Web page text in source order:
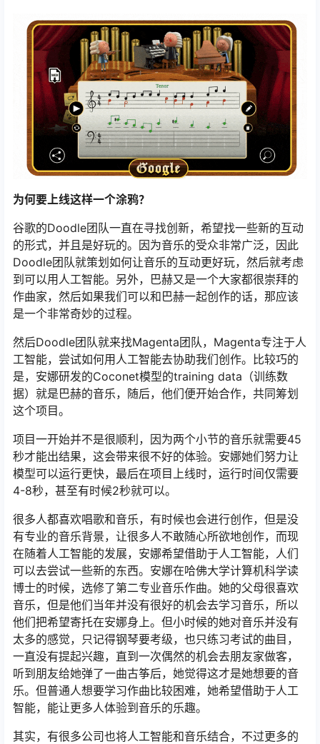
为何要上线这样一个涂鸦？
谷歌的Doodle团队一直在寻找创新，希望找一些新的互动
的形式，并且是好玩的。因为音乐的受众非常广泛，因此
Doodle团队就策划如何让音乐的互动更好玩，然后就考虑
到可以用人工智能。另外，巴赫又是一个大家都很崇拜的
作曲家，然后如果我们可以和巴赫一起创作的话，那应该
是一个非常奇妙的过程。
然后Doodle团队就来找Magenta团队，Magenta专注于人
工智能，尝试如何用人工智能去协助我们创作。比较巧的
是，安娜研发的Coconet模型的training data（训练数
据）就是巴赫的音乐，随后，他们便开始合作，共同筹划
这个项目。
项目一开始并不是很顺利，因为两个小节的音乐就需要45
秒才能出结果，这会带来很不好的体验。安娜她们努力让
模型可以运行更快，最后在项目上线时，运行时间仅需要
4-8秒，甚至有时候2秒就可以。
很多人都喜欢唱歌和音乐，有时候也会进行创作，但是没
有专业的音乐背景，让很多人不敢随心所欲地创作，而现
在随着人工智能的发展，安娜希望借助于人工智能，人们
可以去尝试一些新的东西。安娜在哈佛大学计算机科学读
博士的时候，选修了第二专业音乐作曲。她的父母很喜欢
音乐，但是他们当年并没有很好的机会去学习音乐，所以
他们把希望寄托在安娜身上。但小时候的她对音乐并没有
太多的感觉，只记得钢琴要考级，也只练习考试的曲目，
一直没有提起兴趣，直到一次偶然的机会去朋友家做客，
听到朋友给她弹了一曲古筝后，她觉得这才是她想要的音
乐。但普通人想要学习作曲比较困难，她希望借助于人工
智能，能让更多人体验到音乐的乐趣。
其实，有很多公司也将人工智能和音乐结合，不过更多的